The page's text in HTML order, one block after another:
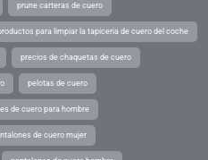
prune carteras de cuero
para limpiar la tapiceria de cuero del coche
precios de chaquetas de cuero
pelotas de cuero
de cuero para hombre
de cuero mujer